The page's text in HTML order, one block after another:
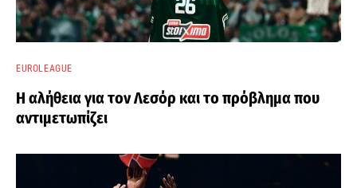
EUROLEAGUE
Η αλήθεια για τον Λεσόρ και το πρόβλημα που
αντιμετωπίζει